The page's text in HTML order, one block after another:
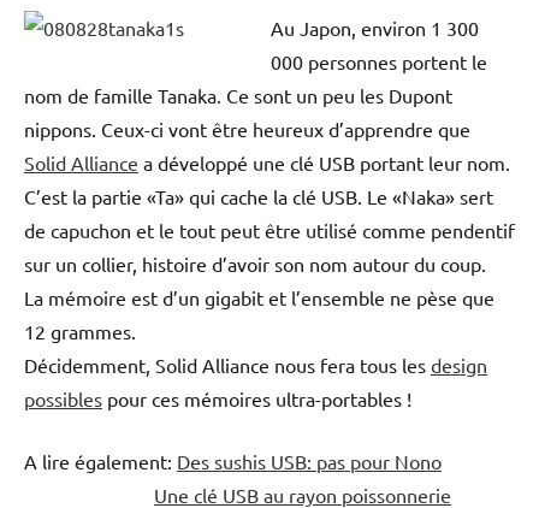
Au Japon, environ 1 300
000 personnes portent le
nom de famille Tanaka. Ce sont un peu les Dupont
nippons. Ceux-ci vont être heureux d’apprendre que
Solid Alliance a développé une clé USB portant leur nom.
C’est la partie «Ta» qui cache la clé USB. Le «Naka» sert
de capuchon et le tout peut être utilisé comme pendentif
sur un collier, histoire d’avoir son nom autour du coup.
La mémoire est d’un gigabit et l’ensemble ne pèse que
12 grammes.
Décidemment, Solid Alliance nous fera tous les design
possibles pour ces mémoires ultra-portables !
A lire également: Des sushis USB: pas pour Nono
Une clé USB au rayon poissonnerie